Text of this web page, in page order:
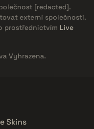
[redacted].
externí společnosti.
prostřednictvím Live
Vyhrazena.
Skins